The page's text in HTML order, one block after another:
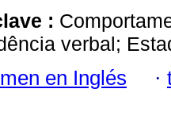
:
verbal;
en Inglés ·